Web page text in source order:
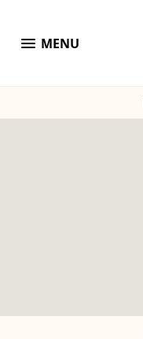
menu MENU